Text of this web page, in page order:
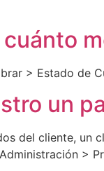
> Estado de
un
del cliente, un
>